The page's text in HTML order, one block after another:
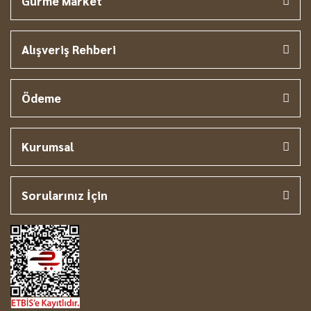
Alışveriş Rehberi
Ödeme
Kurumsal
Sorularınız İçin